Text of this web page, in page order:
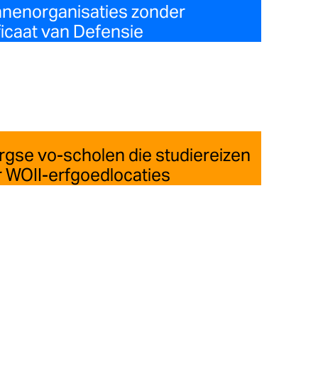
zonder
van Defensie
vo-scholen die studiereizen
WOII-erfgoedlocaties